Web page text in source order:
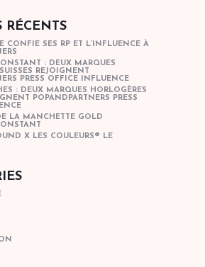
RÉCENTS
CONFIE SES RP ET L’INFLUENCE À
: DEUX MARQUES
REJOIGNENT
PRESS OFFICE INFLUENCE
: DEUX MARQUES HORLOGÈRES
POPANDPARTNERS PRESS
LA MANCHETTE GOLD
X LES COULEURS® LE